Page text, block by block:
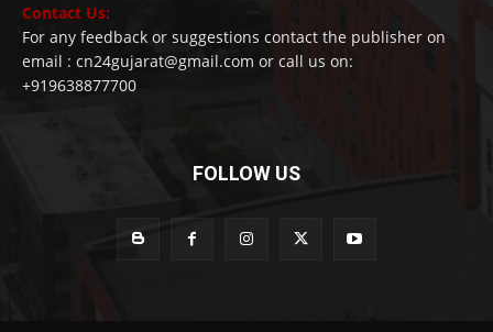
Contact Us:
For any feedback or suggestions contact the publisher on
email : cn24gujarat@gmail.com or call us on:
+919638877700
FOLLOW US